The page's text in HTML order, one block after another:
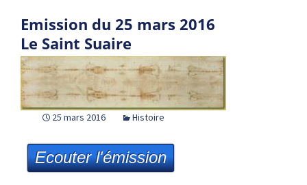
Emission du 25 mars 2016
Le Saint Suaire
25 mars 2016 Histoire
Ecouter l'émission